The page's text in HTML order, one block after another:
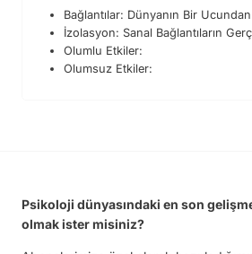
Bağlantılar: Dünyanın Bir
İzolasyon: Sanal Bağlantıların
Olumlu Etkiler:
Olumsuz Etkiler:
Psikoloji dünyasındaki en son
olmak ister misiniz?